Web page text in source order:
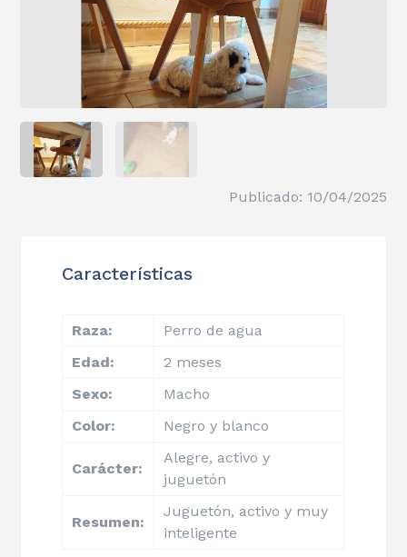
Publicado: 10/04/2025
Características
Raza:
Perro de agua
Edad:
2 meses
Sexo:
Macho
Color:
Negro y blanco
Carácter:
Alegre, activo y
juguetón
Resumen:
Juguetón, activo y muy
inteligente